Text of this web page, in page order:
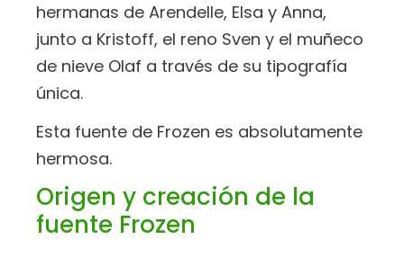
hermanas de Arendelle, Elsa y Anna,
junto a Kristoff, el reno Sven y el muñeco
de nieve Olaf a través de su tipografía
única.
Esta fuente de Frozen es absolutamente
hermosa.
Origen y creación de la
fuente Frozen